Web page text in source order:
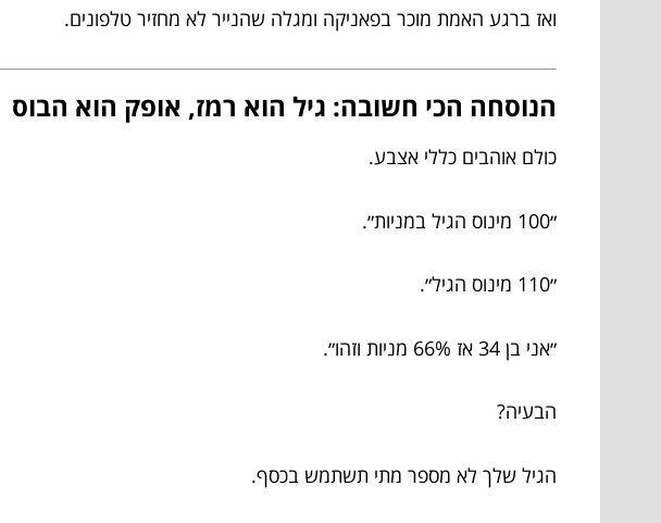
ואז ברגע האמת מוכר בפאניקה ומגלה שהנייר לא מחזיר טלפונים.
הנוסחה הכי חשובה: גיל הוא רמז, אופק הוא הבוס
כולם אוהבים כללי אצבע.
״100 מינוס הגיל במניות״.
״110 מינוס הגיל״.
״אני בן 34 אז 66% מניות וזהו״.
הבעיה?
הגיל שלך לא מספר מתי תשתמש בכסף.